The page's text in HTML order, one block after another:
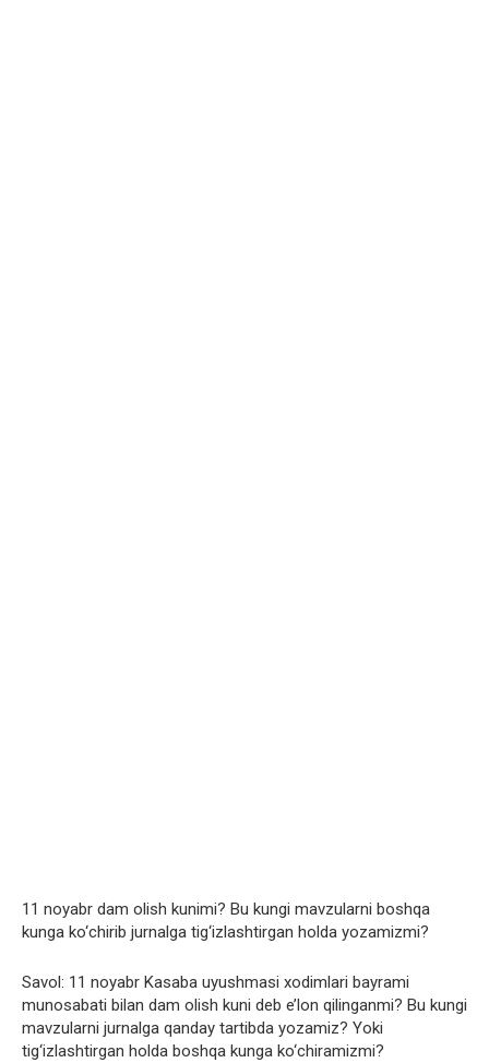
11 noyabr dam olish kunimi? Bu kungi mavzularni boshqa
kunga ko‘chirib jurnalga tig‘izlashtirgan holda yozamizmi?
Savol: 11 noyabr Kasaba uyushmasi xodimlari bayrami
munosabati bilan dam olish kuni deb e’lon qilinganmi? Bu kungi
mavzularni jurnalga qanday tartibda yozamiz? Yoki
tig‘izlashtirgan holda boshqa kunga ko‘chiramizmi?